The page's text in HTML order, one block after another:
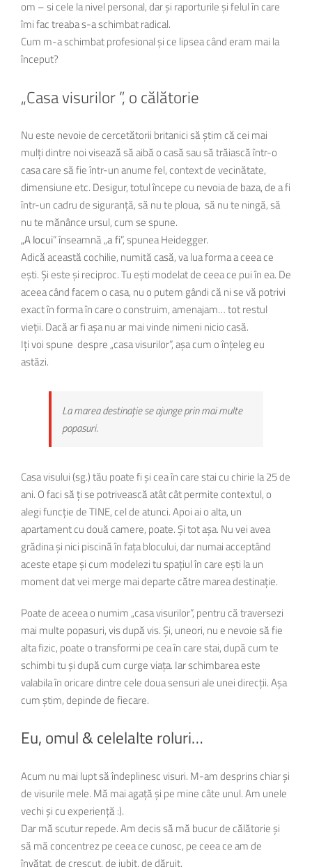
om – si cele la nivel personal, dar și raporturile și felul în care
îmi fac treaba s-a schimbat radical.
Cum m-a schimbat profesional și ce lipsea când eram mai la
început?
„Casa visurilor ”, o călătorie
Nu este nevoie de cercetătorii britanici să știm că cei mai
mulți dintre noi visează să aibă o casă sau să trăiască într-o
casa care să fie într-un anume fel, context de vecinătate,
dimensiune etc. Desigur, totul începe cu nevoia de baza, de a fi
într-un cadru de siguranță, să nu te ploua, să nu te ningă, să
nu te mănânce ursul, cum se spune.
„A locui” înseamnă „a fi”, spunea Heidegger.
Adică această cochilie, numită casă, va lua forma a ceea ce
ești. Și este și reciproc. Tu ești modelat de ceea ce pui în ea. De
aceea când facem o casa, nu o putem gândi că ni se vă potrivi
exact în forma în care o construim, amenajam… tot restul
vieții. Dacă ar fi așa nu ar mai vinde nimeni nicio casă.
Iți voi spune despre „casa visurilor”, așa cum o înțeleg eu
astăzi.
La marea destinație se ajunge prin mai multe
popasuri.
Casa visului (sg.) tău poate fi și cea în care stai cu chirie la 25 de
ani. O faci să ți se potrivească atât cât permite contextul, o
alegi funcție de TINE, cel de atunci. Apoi ai o alta, un
apartament cu două camere, poate. Și tot așa. Nu vei avea
grădina și nici piscină în fața blocului, dar numai acceptând
aceste etape și cum modelezi tu spațiul în care ești la un
moment dat vei merge mai departe către marea destinație.
Poate de aceea o numim „casa visurilor”, pentru că traversezi
mai multe popasuri, vis după vis. Și, uneori, nu e nevoie să fie
alta fizic, poate o transformi pe cea în care stai, după cum te
schimbi tu și după cum curge viața. Iar schimbarea este
valabila în oricare dintre cele doua sensuri ale unei direcții. Așa
cum știm, depinde de fiecare.
Eu, omul & celelalte roluri…
Acum nu mai lupt să îndeplinesc visuri. M-am desprins chiar și
de visurile mele. Mă mai agață și pe mine câte unul. Am unele
vechi și cu experiență :).
Dar mă scutur repede. Am decis să mă bucur de călătorie și
să mă concentrez pe ceea ce cunosc, pe ceea ce am de
învățat, de crescut, de iubit, de dăruit.